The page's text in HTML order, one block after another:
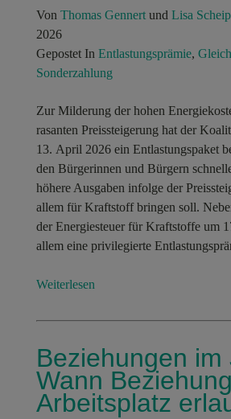
Von Thomas Gennertund Lisa
2026
Gepostet In Entlastungsprämie,
Sonderzahlung
Zur Milderung der hohen
rasanten Preissteigerung hat der
13. April 2026 ein Entlastungspaket
den Bürgerinnen und Bürgern
höhere Ausgaben infolge der
allem für Kraftstoff bringen soll.
der Energiesteuer für Kraftstoffe um
allem eine privilegierte
Weiterlesen
Beziehungen im
Wann
Arbeitsplatz